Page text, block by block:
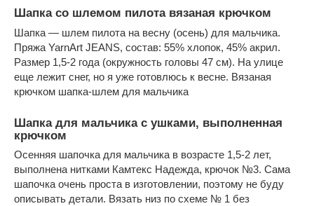
Шапка со шлемом пилота вязаная крючком
Шапка — шлем пилота на весну (осень) для мальчика.
Пряжа YarnArt JEANS, состав: 55% хлопок, 45% акрил.
Размер 1,5-2 года (окружность головы 47 см). На улице
еще лежит снег, но я уже готовлюсь к весне. Вязаная
крючком шапка-шлем для мальчика
Шапка для мальчика с ушками, выполненная
крючком
Осенняя шапочка для мальчика в возрасте 1,5-2 лет,
выполнена нитками Камтекс Надежда, крючок №3. Сама
шапочка очень проста в изготовлении, поэтому не буду
описывать детали. Вязать низ по схеме № 1 без